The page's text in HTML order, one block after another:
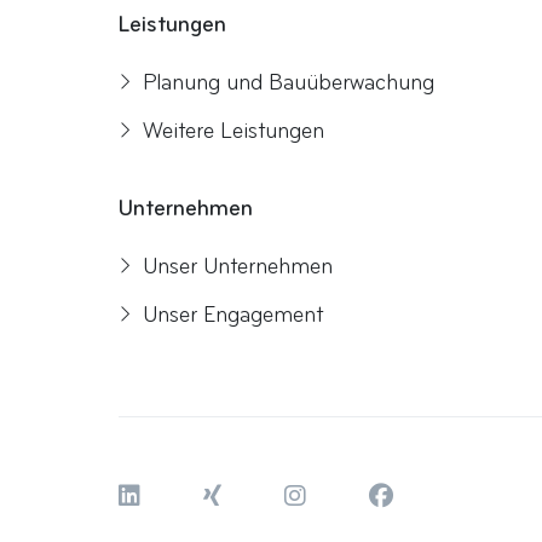
Leistungen
Planung und Bauüberwachung
Weitere Leistungen
Unternehmen
Unser Unternehmen
Unser Engagement
LinkedIn Instagram